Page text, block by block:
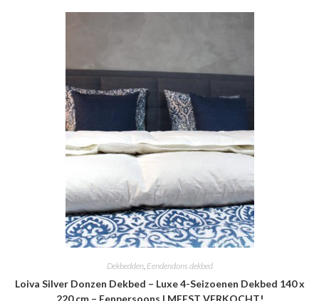
Dekbedden, Eendendons dekbed
Loiva Silver Donzen Dekbed – Luxe 4-Seizoenen Dekbed 140 x
220 cm – Eenpersoons | MEEST VERKOCHT!